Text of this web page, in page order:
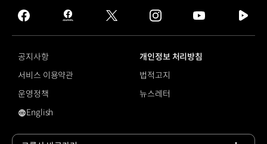
GROUP
facebook
hmg
journal
twitter instagram
tv
공지사항
개인정보 처리방침
서비스 이용약관
법적고지
운영정책
뉴스레터
영문 사이트로 이동
English